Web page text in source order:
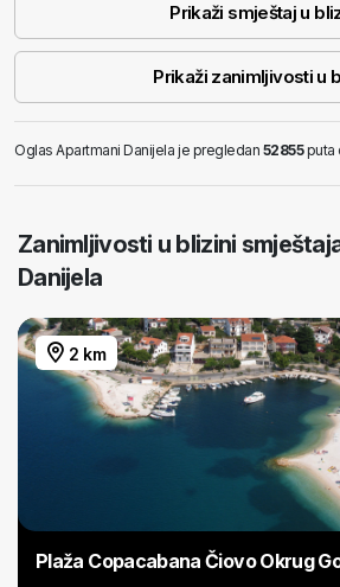
Prikaži smještaj u
Prikaži zanimljivosti u
Oglas Apartmani Danijela je pregledan 52855puta
Zanimljivosti u blizini
Danijela
2 km
Plaža Copacabana Čiovo Okrug